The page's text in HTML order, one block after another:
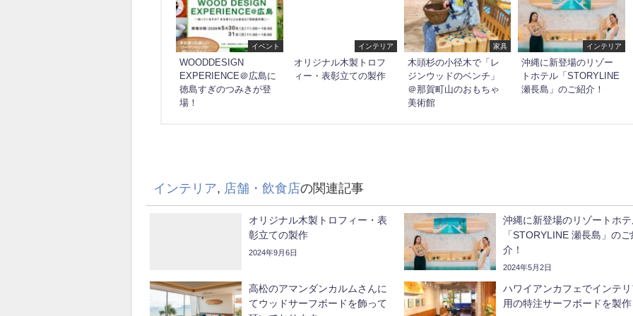
イベント
WOODDESIGN
EXPERIENCE＠広島に
徳島すぎのつみきが登
場！
インテリア
オリジナル木製トロフ
ィー・表彰立ての製作
家具
木頭杉の小径木で「レ
ジンウッドのベンチ」
＠那賀町山のおもちゃ
美術館
インテリア
沖縄に新登場のリゾー
トホテル「STORYLINE
瀬長島」のご紹介！
インテリア, 店舗・飲食店の関連記事
オリジナル木製トロフィー・表
彰立ての製作
2024年9月6日
沖縄に新登場のリゾートホ
「STORYLINE 瀬長島」のご
介！
2024年5月2日
高松のアマンダンカルムさんに
てウッドサーフボードを飾って
ハワイアンカフェでインテリ
用の特注サーフボードを製作